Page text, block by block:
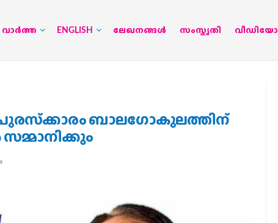
വാര്‍ത്ത ENGLISH ലേഖനങ്ങള്‍ സംസ്കൃതി വീഡിയോ
പുരസ്‌ക്കാരം ബാലഗോകുലത്തിന്